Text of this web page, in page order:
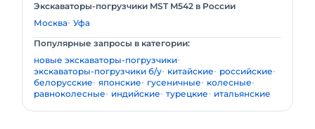
Экскаваторы-погрузчики MST M542 в России
Москва Уфа
Популярные запросы в категории:
новые экскаваторы-погрузчики
экскаваторы-погрузчики б/у китайские
российские
белорусские японские гусеничные
колесные
равноколесные
индийские турецкие итальянские